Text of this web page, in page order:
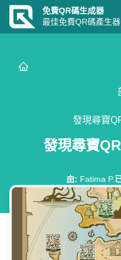
免費QR碼生成器
最佳免費QR碼產生器
發現尋寶
發現尋寶
由: Fatima P.